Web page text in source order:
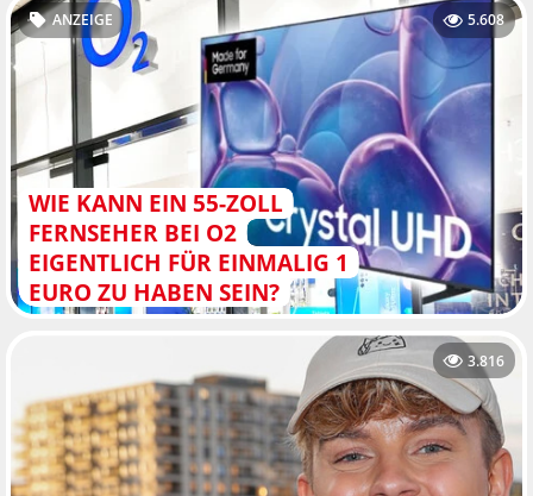
WIE KANN EIN 55-ZOLL
FERNSEHER BEI O2
EIGENTLICH FÜR EINMALIG 1
EURO ZU HABEN SEIN?
ANZEIGE 5.608
3.816